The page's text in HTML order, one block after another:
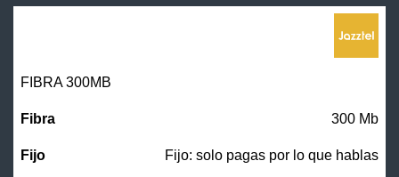
FIBRA 300MB
300 Mb
Fijo: solo pagas por lo que hablas